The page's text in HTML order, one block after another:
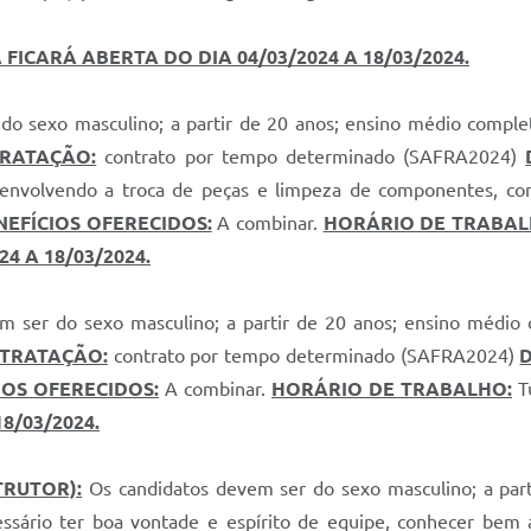
FICARÁ ABERTA DO DIA 04/03/2024 A 18/03/2024.
sexo masculino; a partir de 20 anos; ensino médio
contrato por tempo determinado (SAFRA2024)
a troca de peças e limpeza de componentes,
OFERECIDOS:A combinar. HORÁRIO DE
A 18/03/2024.
ser do sexo masculino; a partir de 20 anos; ensino
contrato por tempo determinado (SAFRA2024)
OFERECIDOS: A combinar. HORÁRIO DE TRABALHO:
03/2024.
Os candidatos devem ser do sexo masculino; a
ter boa vontade e espírito de equipe, conhecer